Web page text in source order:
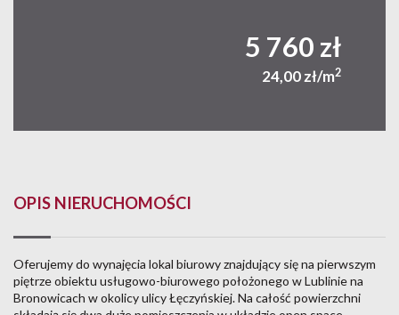
5 760 zł
24,00 zł/m2
OPIS NIERUCHOMOŚCI
Oferujemy do wynajęcia lokal biurowy znajdujący się na pierwszym
piętrze obiektu usługowo-biurowego położonego w Lublinie na
Bronowicach w okolicy ulicy Łęczyńskiej. Na całość powierzchni